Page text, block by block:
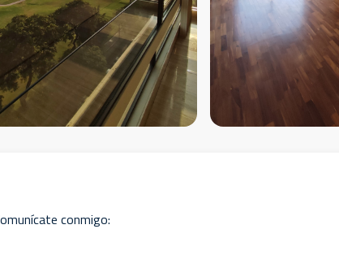
conmigo: